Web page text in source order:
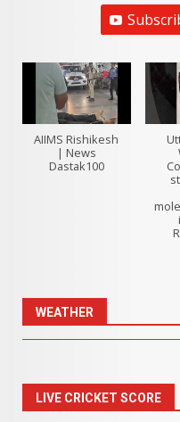
AIIMS Rishikesh
| News
Dastak100
WEATHER
LIVE CRICKET SCORE